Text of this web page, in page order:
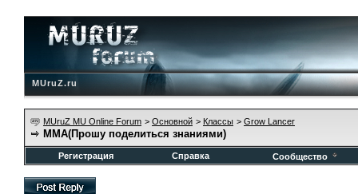
MUruZ.ru
MUruZ MU Online Forum > Основной > Классы > Grow Lancer
ММА(Прошу поделиться знаниями)
Регистрация Справка Сообщество